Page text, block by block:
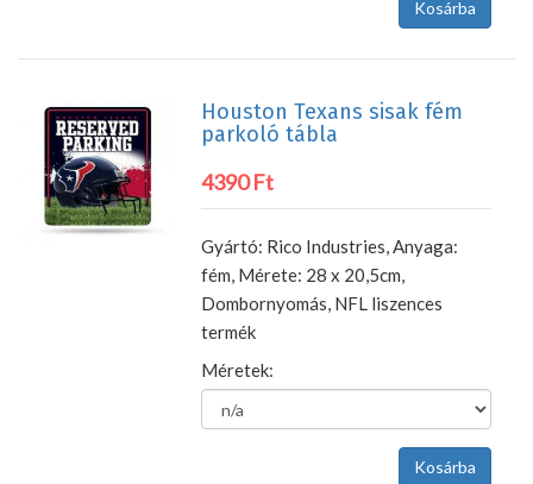
Houston Texans sisak fém
parkoló tábla
4390 Ft
Gyártó: Rico Industries, Anyaga:
fém, Mérete: 28 x 20,5cm,
Dombornyomás, NFL liszences
termék
Méretek: